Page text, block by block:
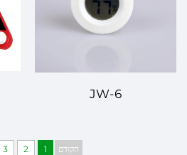
JW-6
הקודם 1
2
3